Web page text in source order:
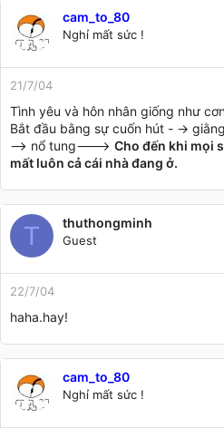
cam_to_80
Nghỉ mất sức !
21/7/04
Tình yêu và hôn nhân giống như
Bắt đầu bằng sự cuốn hút - ->
--> nổ tung---> Cho đến khi mọi
mất luôn cả cái nhà đang ở.
T thuthongminh
Guest
22/7/04
haha.hay!
cam_to_80
Nghỉ mất sức !